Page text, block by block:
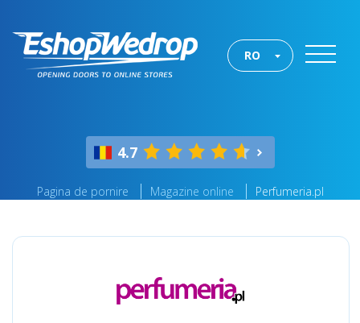
RO
4.7
Pagina de pornire Magazine online Perfumeria.pl